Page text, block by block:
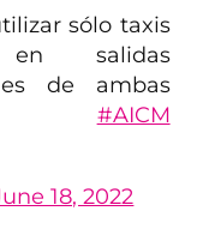
sólo taxis
en salidas
de ambas
#AICM
18, 2022